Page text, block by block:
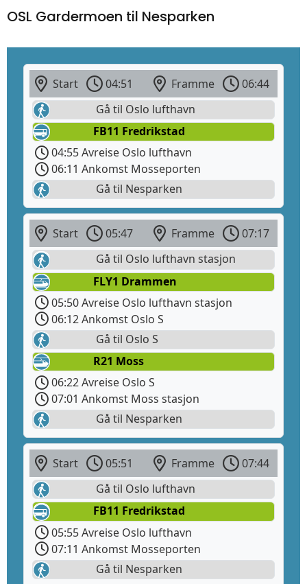
OSL Gardermoen til Nesparken
Start 04:51 Framme
06:44
Gå til Oslo lufthavn
FB11 Fredrikstad
04:55 Avreise Oslo lufthavn
06:11 Ankomst Mosseporten
Gå til Nesparken
Start 05:47 Framme
07:17
Gå til Oslo lufthavn stasjon
FLY1 Drammen
05:50 Avreise Oslo lufthavn stasjon
06:12 Ankomst Oslo S
Gå til Oslo S
R21 Moss
06:22 Avreise Oslo S
07:01 Ankomst Moss stasjon
Gå til Nesparken
Start 05:51 Framme
07:44
Gå til Oslo lufthavn
FB11 Fredrikstad
05:55 Avreise Oslo lufthavn
07:11 Ankomst Mosseporten
Gå til Nesparken